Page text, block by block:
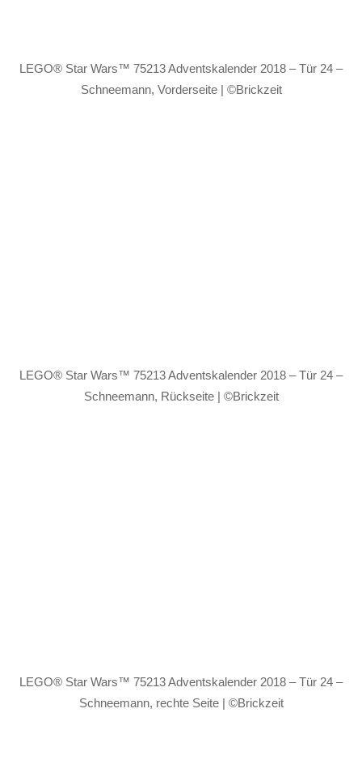
LEGO® Star Wars™ 75213 Adventskalender 2018 – Tür 24 –
Schneemann, Vorderseite | ©Brickzeit
LEGO® Star Wars™ 75213 Adventskalender 2018 – Tür 24 –
Schneemann, Rückseite | ©Brickzeit
LEGO® Star Wars™ 75213 Adventskalender 2018 – Tür 24 –
Schneemann, rechte Seite | ©Brickzeit